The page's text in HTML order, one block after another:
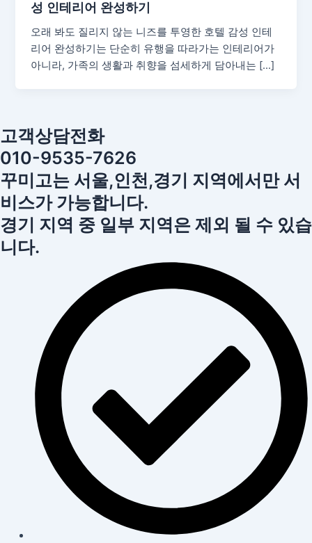
성 인테리어 완성하기
오래 봐도 질리지 않는 니즈를 투영한 호텔 감성 인테
리어 완성하기는 단순히 유행을 따라가는 인테리어가
아니라, 가족의 생활과 취향을 섬세하게 담아내는 […]
고객상담전화
010-9535-7626
꾸미고는 서울,인천,경기 지역에서만 서
비스가 가능합니다.
경기 지역 중 일부 지역은 제외 될 수 있습
니다.